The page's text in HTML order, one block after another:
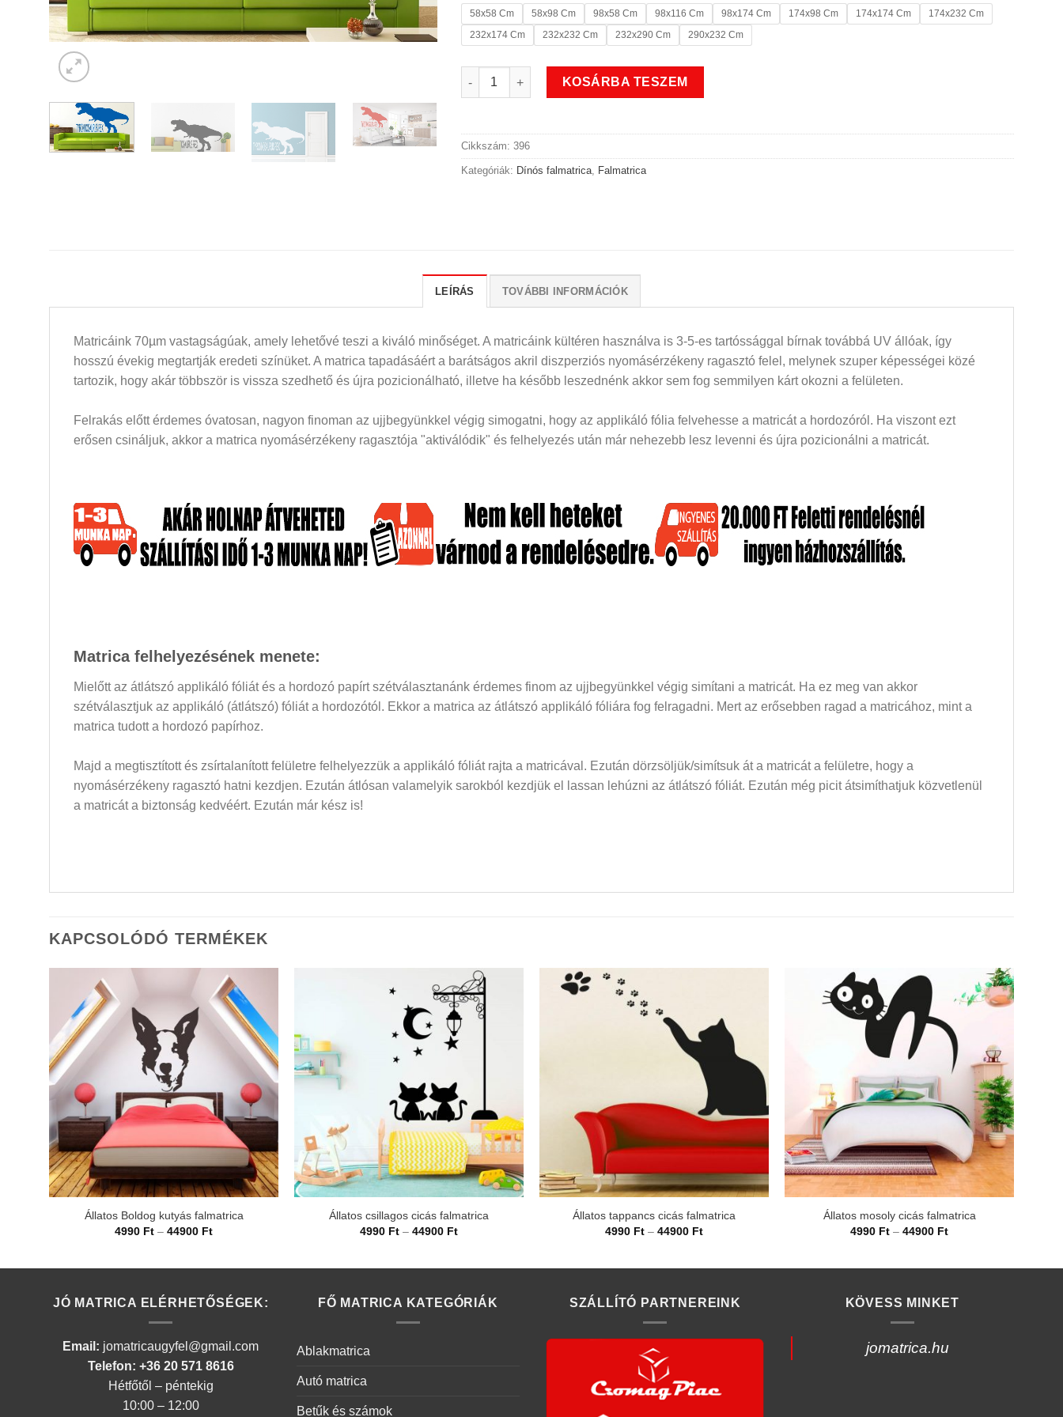
58x58 Cm 58x98 Cm 98x58 Cm 98x116 Cm 98x174 Cm 174x98 Cm 174x174 Cm
174x232 Cm
232x174 Cm
232x232 Cm 232x290 Cm 290x232 Cm
Tyronnosaurus rex dínós falmatrica mennyiség
KOSÁRBA TESZEM
Cikkszám: 396
Kategóriák: Dínós falmatrica, Falmatrica
LEÍRÁS TOVÁBBI INFORMÁCIÓK
Matricáink 70µm vastagságúak, amely lehetővé teszi a kiváló minőséget. A matricáink kültéren használva is 3-5-es tartóssággal bírnak továbbá UV állóak, így
hosszú évekig megtartják eredeti színüket. A matrica tapadásáért a barátságos akril diszperziós nyomásérzékeny ragasztó felel, melynek szuper képességei közé
tartozik, hogy akár többször is vissza szedhető és újra pozicionálható, illetve ha később leszednénk akkor sem fog semmilyen kárt okozni a felületen.
Felrakás előtt érdemes óvatosan, nagyon finoman az ujjbegyünkkel végig simogatni, hogy az applikáló fólia felvehesse a matricát a hordozóról. Ha viszont ezt
erősen csináljuk, akkor a matrica nyomásérzékeny ragasztója "aktiválódik" és felhelyezés után már nehezebb lesz levenni és újra pozicionálni a matricát.
Matrica felhelyezésének menete:
Mielőtt az átlátszó applikáló fóliát és a hordozó papírt szétválasztanánk érdemes finom az ujjbegyünkkel végig simítani a matricát. Ha ez meg van akkor
szétválasztjuk az applikáló (átlátszó) fóliát a hordozótól. Ekkor a matrica az átlátszó applikáló fóliára fog felragadni. Mert az erősebben ragad a matricához, mint a
matrica tudott a hordozó papírhoz.
Majd a megtisztított és zsírtalanított felületre felhelyezzük a applikáló fóliát rajta a matricával. Ezután dörzsöljük/simítsuk át a matricát a felületre, hogy a
nyomásérzékeny ragasztó hatni kezdjen. Ezután átlósan valamelyik sarokból kezdjük el lassan lehúzni az átlátszó fóliát. Ezután még picit átsimíthatjuk közvetlenül
a matricát a biztonság kedvéért. Ezután már kész is!
KAPCSOLÓDÓ TERMÉKEK
Állatos Boldog kutyás falmatrica
4990 Ft – 44900 FtÁrtartomány:
Állatos csillagos cicás falmatrica
4990 Ft – 44900 FtÁrtartomány:
Állatos tappancs cicás falmatrica
4990 Ft – 44900 FtÁrtartomány:
Állatos mosoly cicás falmatrica
4990 Ft – 44900 FtÁrtartomány:
JÓ MATRICA ELÉRHETŐSÉGEK:
Email: jomatricaugyfel@gmail.com
Telefon: +36 20 571 8616
Hétfőtől – péntekig
10:00 – 12:00
FŐ MATRICA KATEGÓRIÁK
Ablakmatrica
Autó matrica
Betűk és számok
SZÁLLÍTÓ PARTNEREINK KÖVESS MINKET
jomatrica.hu